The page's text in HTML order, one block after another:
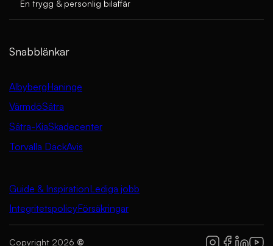
En trygg & personlig bilaffär
Snabblänkar
AlbybergHaninge
VärmdöSätra
Sätra-KiaSkadecenter
Torvalla DäckAvis
Guide & InspirationLediga jobb
IntegritetspolicyFörsäkringar
Copyright 2026 ©